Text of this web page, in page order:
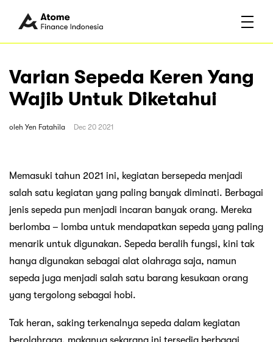
Varian Sepeda Keren Yang
Wajib Untuk Diketahui
oleh Yen Fatahila Dec 20 2021
Memasuki tahun 2021 ini, kegiatan bersepeda menjadi
salah satu kegiatan yang paling banyak diminati. Berbagai
jenis sepeda pun menjadi incaran banyak orang. Mereka
berlomba – lomba untuk mendapatkan sepeda yang paling
menarik untuk digunakan. Sepeda beralih fungsi, kini tak
hanya digunakan sebagai alat olahraga saja, namun
sepeda juga menjadi salah satu barang kesukaan orang
yang tergolong sebagai hobi.
Tak heran, saking terkenalnya sepeda dalam kegiatan